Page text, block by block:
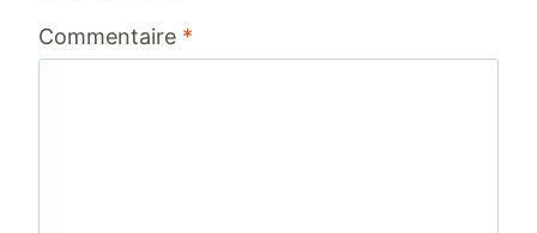
étoiles
étoiles
étoiles
étoiles
étoile
Commentaire *